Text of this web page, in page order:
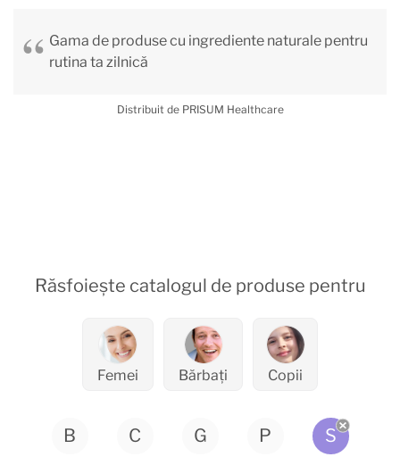
Gama de produse cu ingrediente naturale pentru
rutina ta zilnică
Distribuit de PRISUM Healthcare
Răsfoiește catalogul de produse pentru
Femei Bărbați Copii
B C G P S